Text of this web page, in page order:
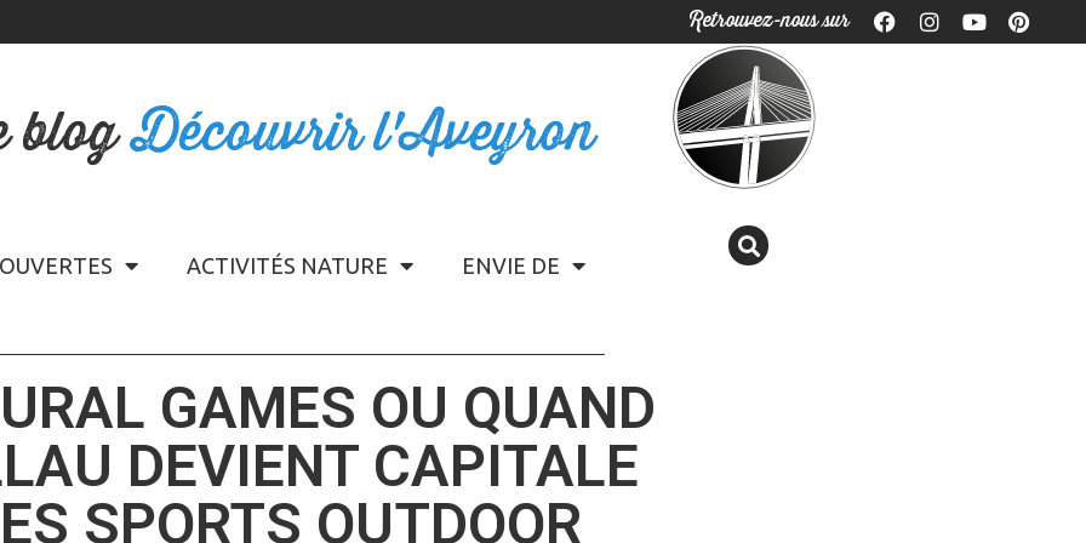
Retrouvez-nous sur
blogDécouvrir l'Aveyron
ACTIVITÉS NATURE ENVIE DE
GAMES OU QUAND
DEVIENT CAPITALE
SPORTS OUTDOOR